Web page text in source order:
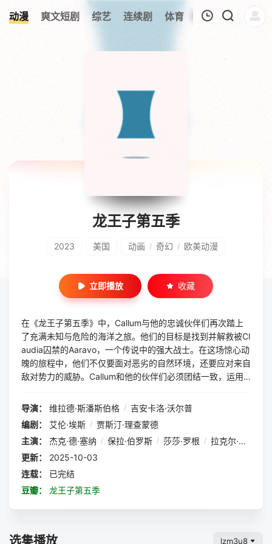
动漫 爽文短剧 综艺 连续剧 体育 追剧周表 今日
龙王子第五季
2023 美国 动画 / 奇幻 / 欧美动漫
立即播放 收藏
在《龙王子第五季》中，Callum与他的忠诚伙伴们再次踏上
了充满未知与危险的海洋之旅。他们的目标是找到并解救被Cl
audia囚禁的Aaravo，一个传说中的强大战士。在这场惊心动
魄的旅程中，他们不仅要面对恶劣的自然环境，还要应对来自
敌对势力的威胁。Callum和他的伙伴们必须团结一致，运用
季将带领观众深入探索人性、友情和背叛的主题，同时展现出
导演： 维拉德·斯潘斯伯格 / 吉安卡洛·沃尔普
编剧：
艾伦·埃斯 / 贾斯汀·理查蒙德
主演：
杰克·德·塞纳 / 保拉·伯罗斯 / 莎莎·罗根 / 拉克尔·贝尔蒙特
更新：
2025-10-03
连载：
已完结
豆瓣：
龙王子第五季
选集播放 lzm3u8